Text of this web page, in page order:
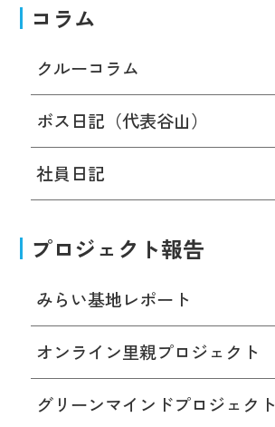
コラム
クルーコラム
ボス日記（代表谷山）
社員日記
プロジェクト報告
みらい基地レポート
オンライン里親プロジェクト
グリーンマインドプロジェクト